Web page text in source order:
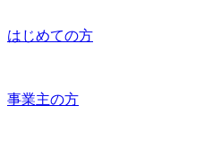
はじめての方
事業主の方